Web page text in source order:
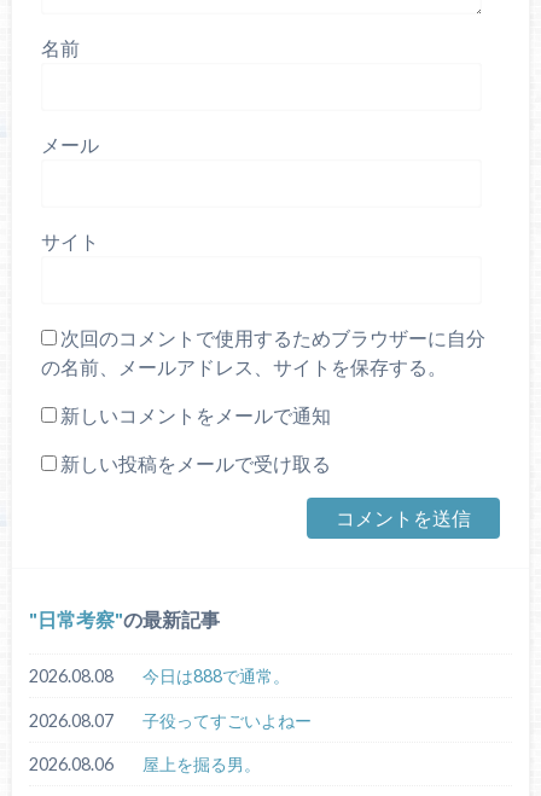
名前
メール
サイト
次回のコメントで使用するためブラウザーに自分
の名前、メールアドレス、サイトを保存する。
新しいコメントをメールで通知
新しい投稿をメールで受け取る
日常考察 の最新記事
2026.08.08 今日は888で通常。
2026.08.07 子役ってすごいよねー
2026.08.06 屋上を掘る男。